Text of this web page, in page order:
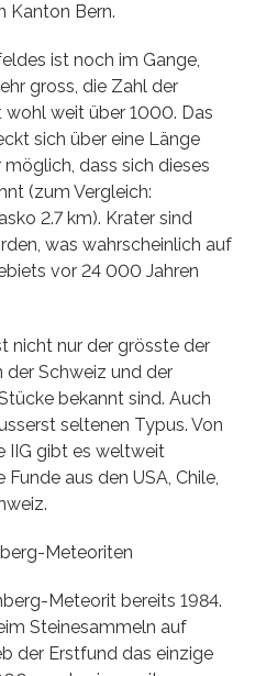
Kanton Bern.
ist noch im Gange,
gross, die Zahl der
weit über 1000. Das
sich über eine Länge
dass sich dieses
(zum Vergleich:
2.7 km). Krater sind
was wahrscheinlich auf
vor 24 000 Jahren
nicht nur der grösste der
Schweiz und der
bekannt sind. Auch
seltenen Typus. Von
IIG gibt es weltweit
aus den USA, Chile,
Meteoriten
Meteorit bereits 1984.
Steinesammeln auf
der Erstfund das einzige